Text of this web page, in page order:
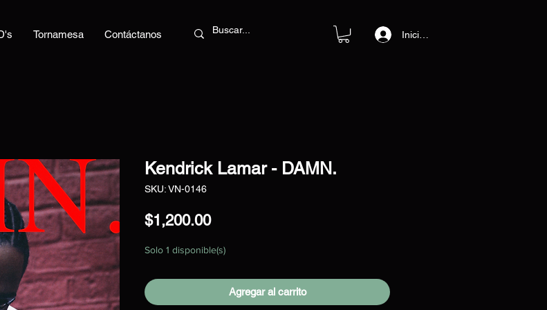
Tornamesa Contáctanos Iniciar sesión
Kendrick Lamar - DAMN.
SKU: VN-0146
$1,200.00Precio
Solo 1 disponible(s)
Agregar al carrito